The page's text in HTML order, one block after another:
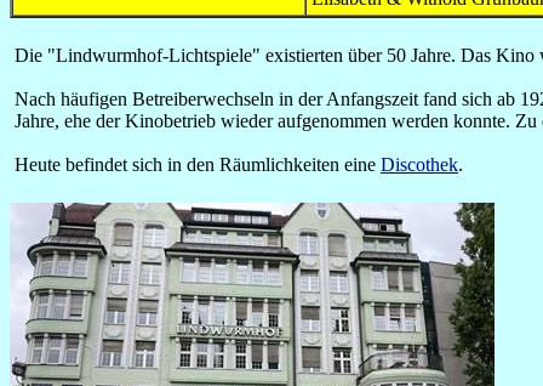
Die "Lindwurmhof-Lichtspiele" existierten über 50 Jahre. Das Kino
Nach häufigen Betreiberwechseln in der Anfangszeit fand sich ab
Jahre, ehe der Kinobetrieb wieder aufgenommen werden konnte.
Heute befindet sich in den Räumlichkeiten eine Discothek.